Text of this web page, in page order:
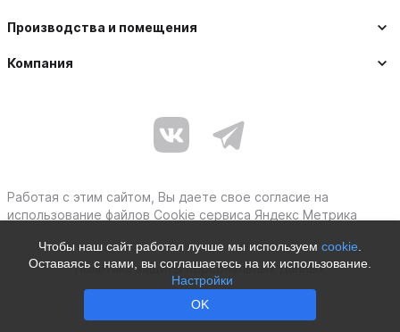
Чтобы наш сайт работал лучше мы используем cookie
Оставаясь с нами, вы соглашаетесь на их использование.
Настройки
OK
Производства и помещения
Компания
Работая с этим сайтом, Вы даете свое согласие на
использование файлов Cookie сервиса Яндекс Метрика
Политика защиты персональных данных
Moby © 2012–2026